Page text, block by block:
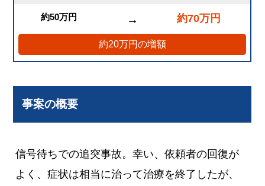
約50万円 → 約70万円
約20万円の増額
事案の概要
信号待ちでの追突事故。幸い、依頼者の回復が
よく、症状は相当に治って治療を終了したが、